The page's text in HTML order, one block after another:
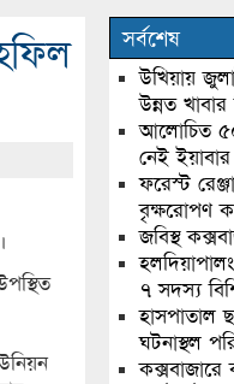
সর্বশেষ
উখিয়ায়
উন্নত
আলোচিত
নেই
ফরেস্ট
বৃক্ষরোপণ
জবিস্থ
৭ সদস্য
হাসপাতাল
ঘটনাস্থল